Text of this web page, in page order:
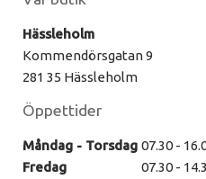
Hässleholm
Kommendörsgatan 9
281 35 Hässleholm
Öppettider
Måndag - Torsdag 07.30 -
Fredag
07.30 -